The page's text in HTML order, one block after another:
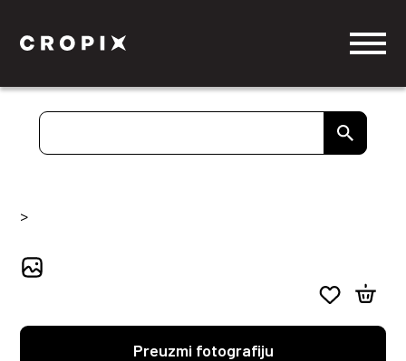
>
Preuzmi fotografiju